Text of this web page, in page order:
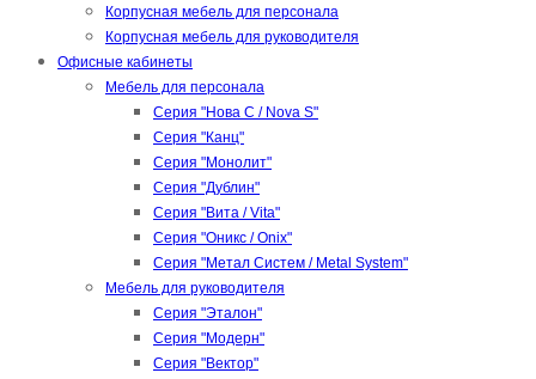
Корпусная мебель для персонала
Корпусная мебель для руководителя
Офисные кабинеты
Мебель для персонала
Серия "Нова С / Nova S"
Серия "Канц"
Серия "Монолит"
Серия "Дублин"
Серия "Вита / Vita"
Серия "Оникс / Onix"
Серия "Метал Систем / Metal System"
Мебель для руководителя
Серия "Эталон"
Серия "Модерн"
Серия "Вектор"